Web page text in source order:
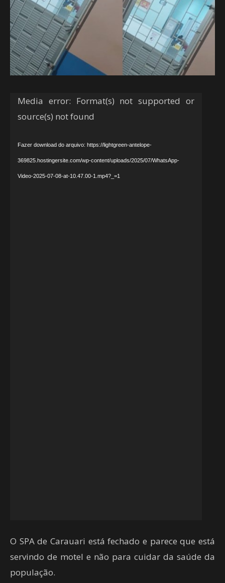
Tocador
de
Media error: Format(s) not supported or
source(s) not found
Fazer download do arquivo: https://lightgreen-antelope-
369825.hostingersite.com/wp-content/uploads/2025/07/WhatsApp-
Video-2025-07-08-at-10.47.00-1.mp4?_=1
O SPA de Carauari está fechado e parece que está
servindo de motel e não para cuidar da saúde da
população.